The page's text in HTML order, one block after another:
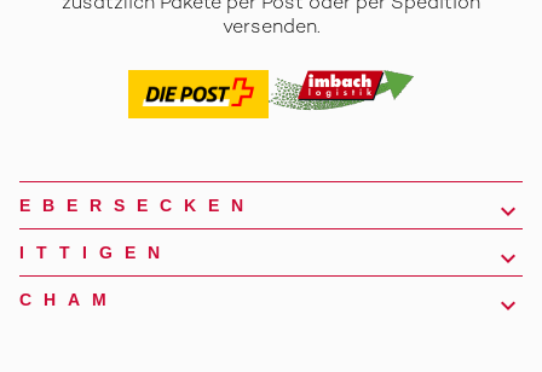
zusätzlich Pakete per Post oder per Spedition
versenden.
EBERSECKEN
ITTIGEN
CHAM